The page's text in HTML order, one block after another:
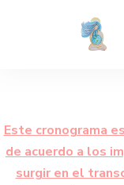
Este cronograma
de acuerdo a los
surgir en el